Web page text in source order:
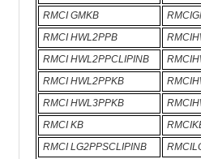
RMCI GMKB
RMCI HWL2PPB
RMCI HWL2PPCLIPINB
RMCI HWL2PPKB
RMCI HWL3PPKB
RMCI KB
RMCI LG2PPSCLIPINB